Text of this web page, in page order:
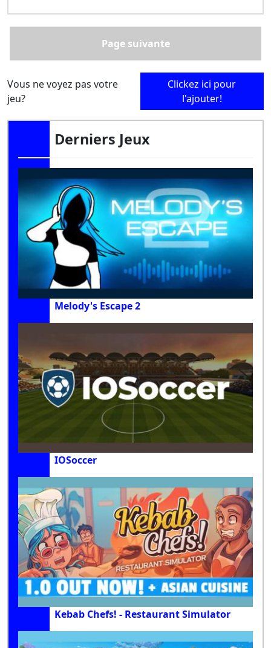
Page suivante
Vous ne voyez pas votre
jeu?
Clickez ici pour
l'ajouter!
Derniers Jeux
Melody's Escape 2
IOSoccer
Kebab Chefs! - Restaurant Simulator